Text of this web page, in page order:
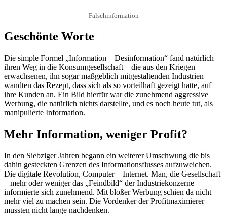
Falschinformation
Geschönte Worte
Die simple Formel „Information – Desinformation“ fand natürlich
ihren Weg in die Konsumgesellschaft – die aus den Kriegen
erwachsenen, ihn sogar maßgeblich mitgestaltenden Industrien –
wandten das Rezept, dass sich als so vorteilhaft gezeigt hatte, auf
ihre Kunden an. Ein Bild hierfür war die zunehmend aggressive
Werbung, die natürlich nichts darstellte, und es noch heute tut, als
manipulierte Information.
Mehr Information, weniger Profit?
In den Siebziger Jahren begann ein weiterer Umschwung die bis
dahin gesteckten Grenzen des Informationsflusses aufzuweichen.
Die digitale Revolution, Computer – Internet. Man, die Gesellschaft
– mehr oder weniger das „Feindbild“ der Industriekonzerne –
informierte sich zunehmend. Mit bloßer Werbung schien da nicht
mehr viel zu machen sein. Die Vordenker der Profitmaximierer
mussten nicht lange nachdenken.